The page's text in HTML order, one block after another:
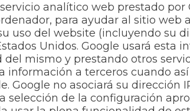
analítico web prestado por
para ayudar al sitio web
uso del website (incluyendo su
Unidos. Google usará esta
mismo y prestando otros
a terceros cuando
Google no asociará su dirección
selección de la configuración